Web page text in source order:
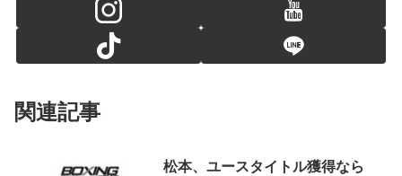
関連記事
松本、ユースタイトル獲得なら